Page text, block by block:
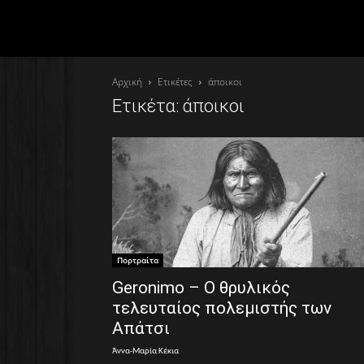
Αρχική Ετικέτες άποικοι
Ετικέτα: άποικοι
Πορτραίτα
Geronimo – Ο θρυλικός
τελευταίος πολεμιστής των
Απάτσι
Άννα-Μαρία Κέκια